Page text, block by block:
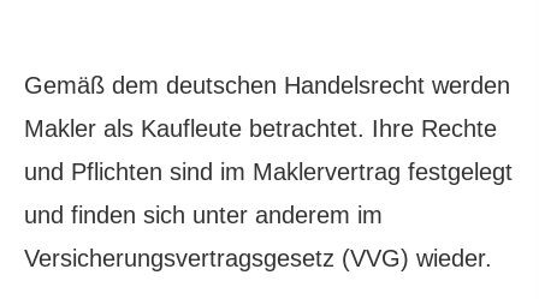
Gemäß dem deutschen Handelsrecht werden
Makler als Kaufleute betrachtet. Ihre Rechte
und Pflichten sind im Maklervertrag festgelegt
und finden sich unter anderem im
Versicherungsvertragsgesetz (VVG) wieder.